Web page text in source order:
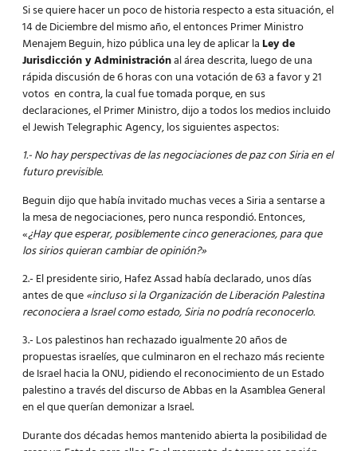
Si se quiere hacer un poco de historia respecto a esta situación, el
14 de Diciembre del mismo año, el entonces Primer Ministro
Menajem Beguin, hizo pública una ley de aplicar la Ley de
Jurisdicción y Administraciónal área descrita, luego de una
rápida discusión de 6 horas con una votación de 63 a favor y 21
votos en contra, la cual fue tomada porque, en sus
declaraciones, el Primer Ministro, dijo a todos los medios incluido
el Jewish Telegraphic Agency, los siguientes aspectos:
1.- No hay perspectivas de las negociaciones de paz con Siria en el
futuro previsible.
Beguin dijo que había invitado muchas veces a Siria a sentarse a
la mesa de negociaciones, pero nunca respondió. Entonces,
«¿Hay que esperar, posiblemente cinco generaciones, para que
los sirios quieran cambiar de opinión?»
2.- El presidente sirio, Hafez Assad había declarado, unos días
antes de que«incluso si la Organización de Liberación Palestina
reconociera a Israel como estado, Siria no podría reconocerlo.
3.- Los palestinos han rechazado igualmente 20 años de
propuestas israelíes, que culminaron en el rechazo más reciente
de Israel hacia la ONU, pidiendo el reconocimiento de un Estado
palestino a través del discurso de Abbas en la Asamblea General
en el que querían demonizar a Israel.
Durante dos décadas hemos mantenido abierta la posibilidad de